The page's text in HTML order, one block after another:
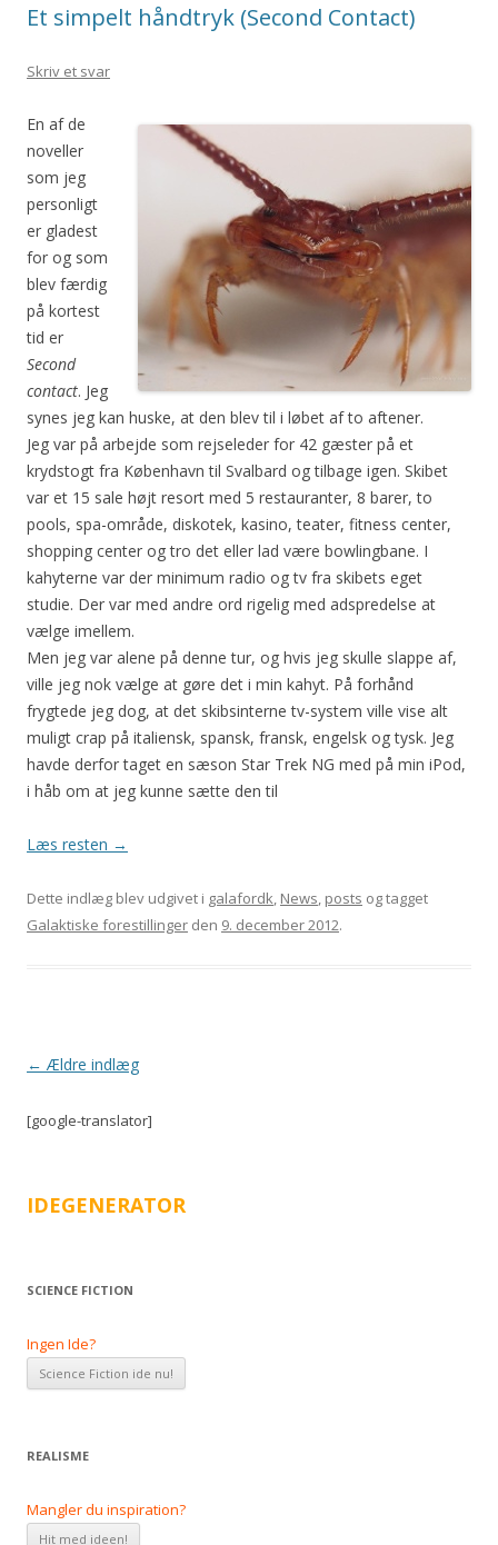
Et simpelt håndtryk (Second Contact)
Skriv et svar
En af de
noveller
som jeg
personligt
er gladest
for og som
blev færdig
på kortest
tid er
Second
contact. Jeg
synes jeg kan huske, at den blev til i løbet af to aftener.
Jeg var på arbejde som rejseleder for 42 gæster på et
krydstogt fra København til Svalbard og tilbage igen. Skibet
var et 15 sale højt resort med 5 restauranter, 8 barer, to
pools, spa-område, diskotek, kasino, teater, fitness center,
shopping center og tro det eller lad være bowlingbane. I
kahyterne var der minimum radio og tv fra skibets eget
studie. Der var med andre ord rigelig med adspredelse at
vælge imellem.
Men jeg var alene på denne tur, og hvis jeg skulle slappe af,
ville jeg nok vælge at gøre det i min kahyt. På forhånd
frygtede jeg dog, at det skibsinterne tv-system ville vise alt
muligt crap på italiensk, spansk, fransk, engelsk og tysk. Jeg
havde derfor taget en sæson Star Trek NG med på min iPod,
i håb om at jeg kunne sætte den til
Læs resten →
Dette indlæg blev udgivet i galafordk, News, posts og tagget
Galaktiske forestillinger den 9. december 2012.
Indlægsnavigation
← Ældre indlæg
[google-translator]
IDEGENERATOR
SCIENCE FICTION
Ingen Ide?
REALISME
Mangler du inspiration?